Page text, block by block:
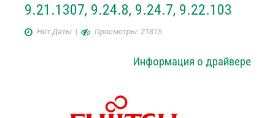
9.21.1307, 9.24.8, 9.24.7, 9.22.103
Нет Даты| Просмотры: 21815
Информация о драйвере